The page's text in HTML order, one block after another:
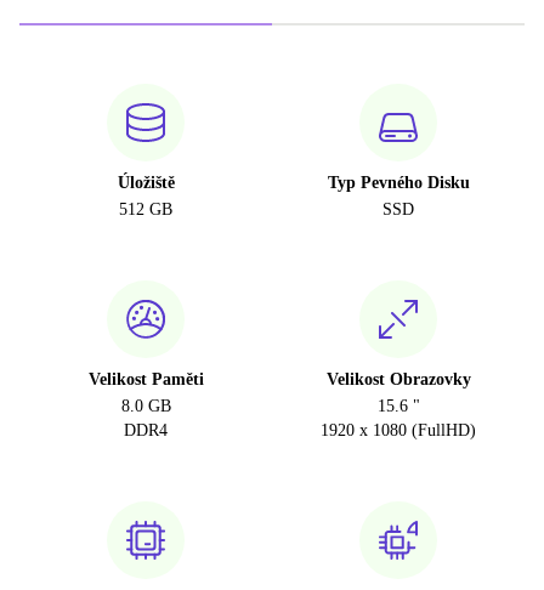
Úložiště
512 GB
Typ Pevného Disku
SSD
Velikost Paměti
8.0 GB
DDR4
Velikost Obrazovky
15.6 "
1920 x 1080 (FullHD)